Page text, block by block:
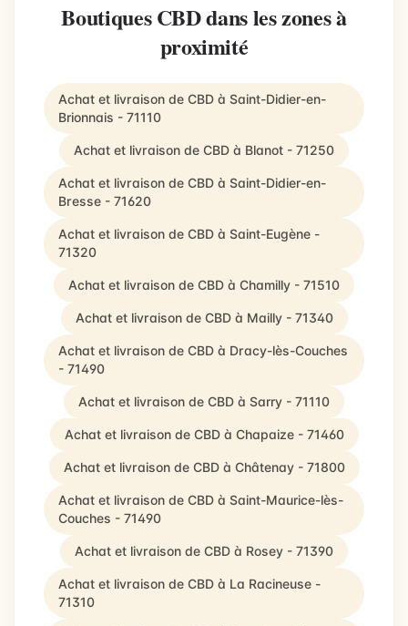
Boutiques CBD dans les zones à
proximité
Achat et livraison de CBD à Saint-Didier-en-
Brionnais - 71110
Achat et livraison de CBD à Blanot - 71250
Achat et livraison de CBD à Saint-Didier-en-
Bresse - 71620
Achat et livraison de CBD à Saint-Eugène -
71320
Achat et livraison de CBD à Chamilly - 71510
Achat et livraison de CBD à Mailly - 71340
Achat et livraison de CBD à Dracy-lès-Couches
- 71490
Achat et livraison de CBD à Sarry - 71110
Achat et livraison de CBD à Chapaize - 71460
Achat et livraison de CBD à Châtenay - 71800
Achat et livraison de CBD à Saint-Maurice-lès-
Couches - 71490
Achat et livraison de CBD à Rosey - 71390
Achat et livraison de CBD à La Racineuse -
71310